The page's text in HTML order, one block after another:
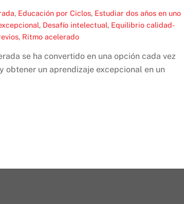
, Educación por Ciclos, Estudiar dos años en uno
, Desafío intelectual, Equilibrio calidad-
, Ritmo acelerado
se ha convertido en una opción cada vez
obtener un aprendizaje excepcional en un